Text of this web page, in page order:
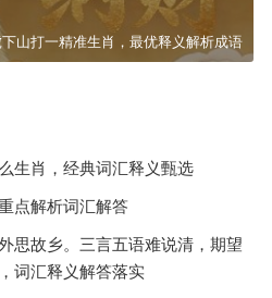
山打一精准生肖，最优释义解析成语
生肖，经典词汇释义甄选
点解析词汇解答
思故乡。三言五语难说清，期望
词汇释义解答落实